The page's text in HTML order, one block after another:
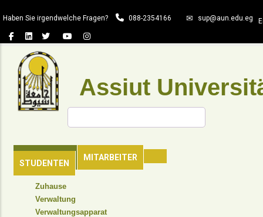
zum
Inhalt
Haben Sie irgendwelche Fragen? 088-2354166 sup@aun.edu.eg
Assiut
MITARBEITER
STUDENTEN
Suche
HEADER
NAVIGATION
Zuhause
Verwaltung
Verwaltungsapparat